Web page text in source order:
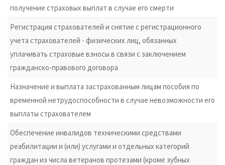
получение страховых выплат в случае его смерти
Регистрация страхователей и снятие с регистрационного
учета страхователей - физических лиц, обязанных
уплачивать страховые взносы в связи с заключением
гражданско-правового договора
Назначение и выплата застрахованным лицам пособия по
временной нетрудоспособности в случае невозможности его
выплаты страхователем
Обеспечение инвалидов техническими средствами
реабилитации и (или) услугами и отдельных категорий
граждан из числа ветеранов протезами (кроме зубных